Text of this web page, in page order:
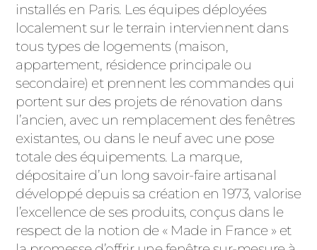
installés en Paris. Les équipes déployées
localement sur le terrain interviennent dans
tous types de logements (maison,
appartement, résidence principale ou
secondaire) et prennent les commandes qui
portent sur des projets de rénovation dans
l’ancien, avec un remplacement des fenêtres
existantes, ou dans le neuf avec une pose
totale des équipements. La marque,
dépositaire d’un long savoir-faire artisanal
développé depuis sa création en 1973, valorise
l’excellence de ses produits, conçus dans le
respect de la notion de « Made in France » et